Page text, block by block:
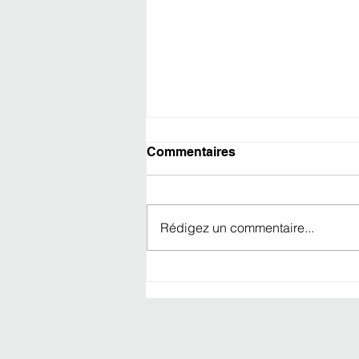
Commentaires
Rédigez un commentaire...